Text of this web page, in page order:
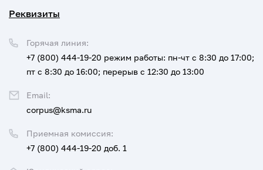
Реквизиты
Приемная комиссия:
+7 (800) 444-19-20 доб. 1
Горячая линия:
+7 (800) 444-19-20 режим работы: пн-чт с 8:30 до 17:00;
пт с 8:30 до 16:00; перерыв с 12:30 до 13:00
Email:
corpus@ksma.ru